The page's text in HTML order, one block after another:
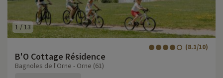
1/13
B'O Cottage Résidence
(8.1/10)
Bagnoles de l'Orne - Orne (61)